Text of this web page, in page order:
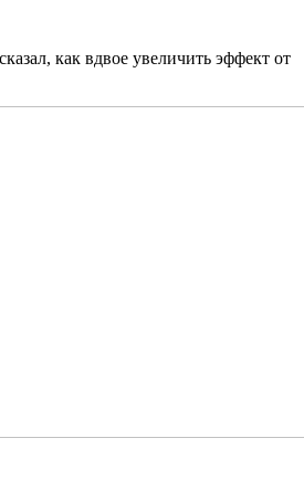
как вдвое увеличить эффект от